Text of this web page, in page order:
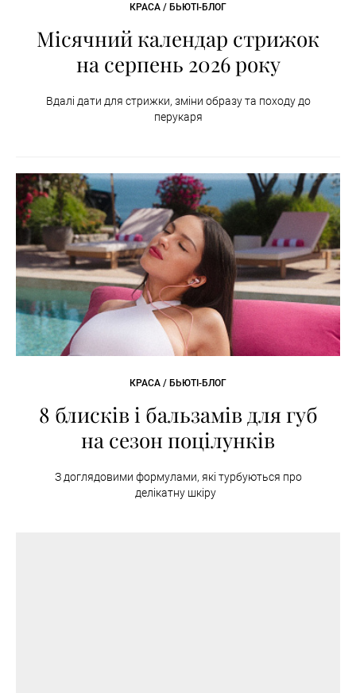
КРАСА / БЬЮТІ-БЛОГ
Місячний календар стрижок
на серпень 2026 року
Вдалі дати для стрижки, зміни образу та походу до
перукаря
КРАСА / БЬЮТІ-БЛОГ
8 блисків і бальзамів для губ
на сезон поцілунків
З доглядовими формулами, які турбуються про
делікатну шкіру